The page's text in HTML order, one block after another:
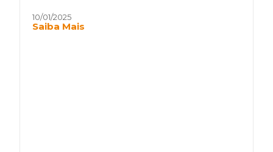
10/01/2025
Saiba Mais